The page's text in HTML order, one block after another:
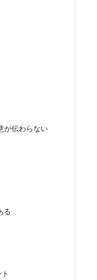
が伝わらない
る